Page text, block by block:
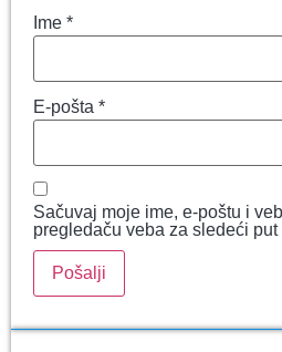
Ime *
E-pošta *
Sačuvaj moje ime, e-poštu i
pregledaču veba za sledeći